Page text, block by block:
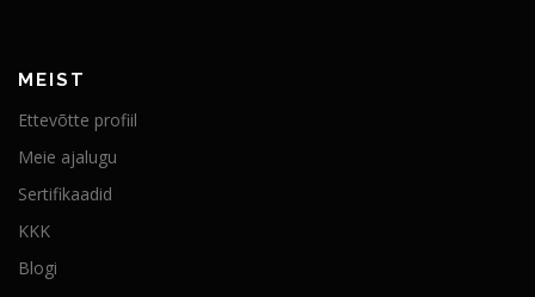
MEIST
Ettevõtte profiil
Meie ajalugu
Sertifikaadid
KKK
Blogi